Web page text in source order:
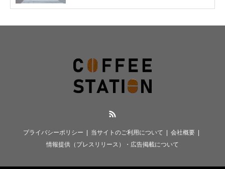
プライバシーポリシー 当サイトのご利用について
会社概要
情報提供（プレスリリース）・広告掲載について